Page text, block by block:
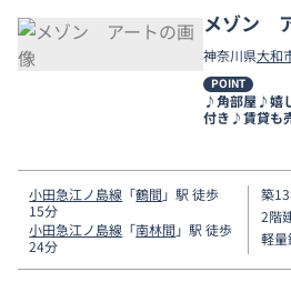
メゾン
神奈川県大和
POINT
♪角部屋♪嬉
付き♪賃貸も
小田急江ノ島線 「鶴間 」駅 徒歩
15分
小田急江ノ島線 「南林間 」駅 徒歩
24分
築
2階
軽量